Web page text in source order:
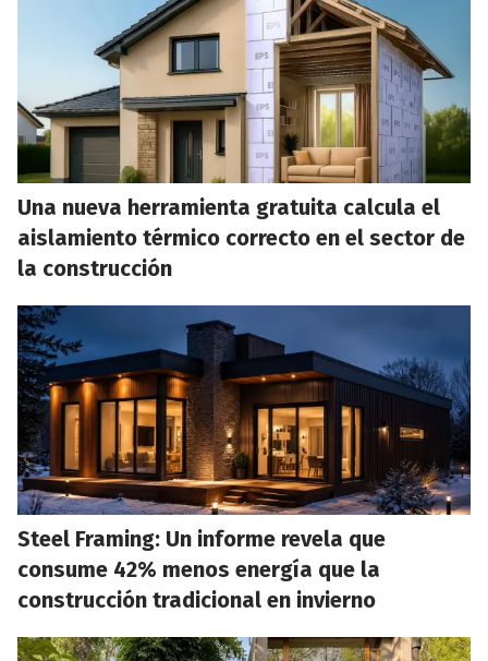
Una nueva herramienta gratuita calcula el
aislamiento térmico correcto en el sector de
la construcción
Steel Framing: Un informe revela que
consume 42% menos energía que la
construcción tradicional en invierno